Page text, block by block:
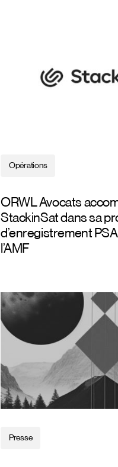
Opérations
ORWL Avocats
StackinSat dans sa
d’enregistrement
l’AMF
Presse